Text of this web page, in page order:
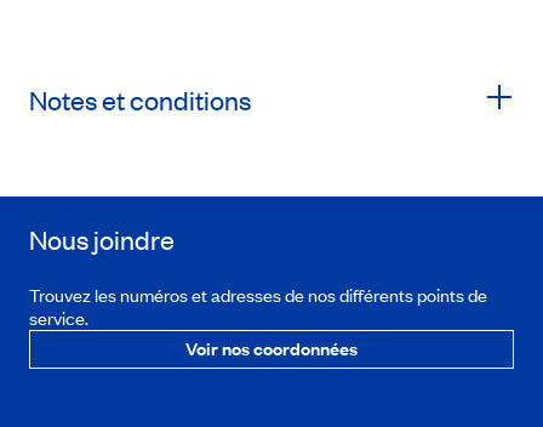
Notes et conditions
Nous joindre
Trouvez les numéros et adresses de nos différents points de
service.
Voir nos coordonnées